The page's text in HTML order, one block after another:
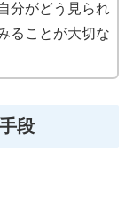
分がどう見られ
ることが大切な
段